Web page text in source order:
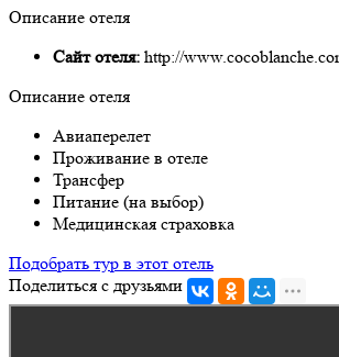
Описание отеля
Сайт отеля: http://
Описание отеля
Авиаперелет
Проживание в отеле
Трансфер
Питание (на выбор)
Медицинская страховка
Подобрать тур в этот отель
Поделиться с друзьями